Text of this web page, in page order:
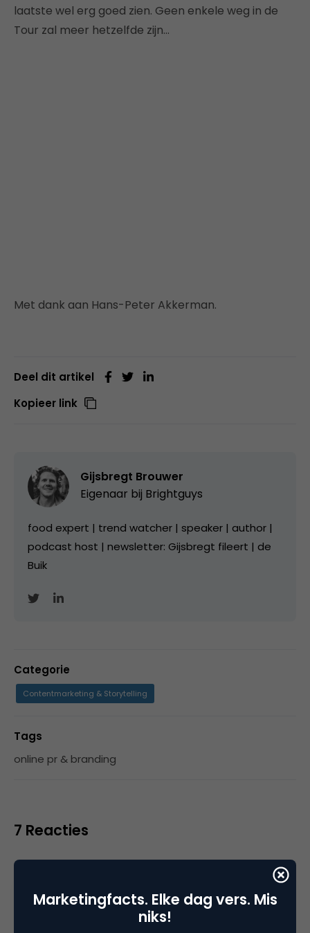
laatste wel erg goed zien. Geen enkele weg in de
Tour zal meer hetzelfde zijn…
Met dank aan Hans-Peter Akkerman.
Deel dit artikel
Kopieer link
Gijsbregt Brouwer
Eigenaar bij Brightguys
food expert | trend watcher | speaker | author |
podcast host | newsletter: Gijsbregt fileert | de
Buik
Categorie
Contentmarketing & Storytelling
Tags
online pr & branding
7 Reacties
MarlinAtosy
Marketingfacts. Elke dag vers. Mis
niks!